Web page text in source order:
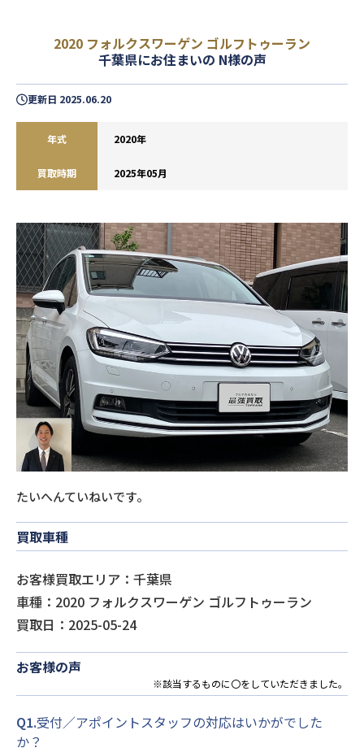
閉じる
2020 フォルクスワーゲン ゴルフトゥーラン
千葉県にお住まいの N様の声
更新日 2025.06.20
年式 2020年
買取時期 2025年05月
たいへんていねいです。
買取車種
お客様買取エリア：千葉県
車種：2020 フォルクスワーゲン ゴルフトゥーラン
買取日：2025-05-24
お客様の声
※該当するものに〇をしていただきました。
Q1.受付／アポイントスタッフの対応はいかがでした
か？